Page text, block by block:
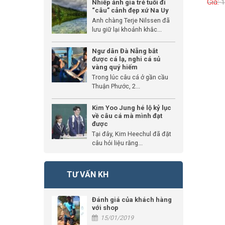
Nhiếp ảnh gia trẻ tuổi đi
“câu” cảnh đẹp xứ Na Uy
Anh chàng Terje Nilssen đã
lưu giữ lại khoảnh khắc...
Ngư dân Đà Nẵng bắt
được cá lạ, nghi cá sủ
vàng quý hiếm
Trong lúc câu cá ở gần cầu
Thuận Phước, 2...
Kim Yoo Jung hé lộ kỷ lục
về câu cá mà mình đạt
được
Tại đây, Kim Heechul đã đặt
câu hỏi liệu rằng...
TƯ VẤN KH
Đánh giá của khách hàng
với shop
15/01/2019